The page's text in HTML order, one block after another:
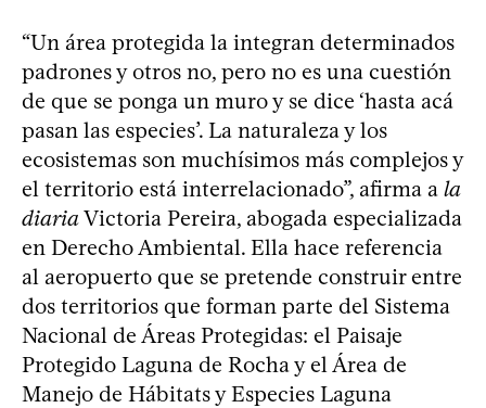
“Un área protegida la integran determinados
padrones y otros no, pero no es una cuestión
de que se ponga un muro y se dice ‘hasta acá
pasan las especies’. La naturaleza y los
ecosistemas son muchísimos más complejos y
el territorio está interrelacionado”, afirma a la
diariaVictoria Pereira, abogada especializada
en Derecho Ambiental. Ella hace referencia
al aeropuerto que se pretende construir entre
dos territorios que forman parte del Sistema
Nacional de Áreas Protegidas: el Paisaje
Protegido Laguna de Rocha y el Área de
Manejo de Hábitats y Especies Laguna